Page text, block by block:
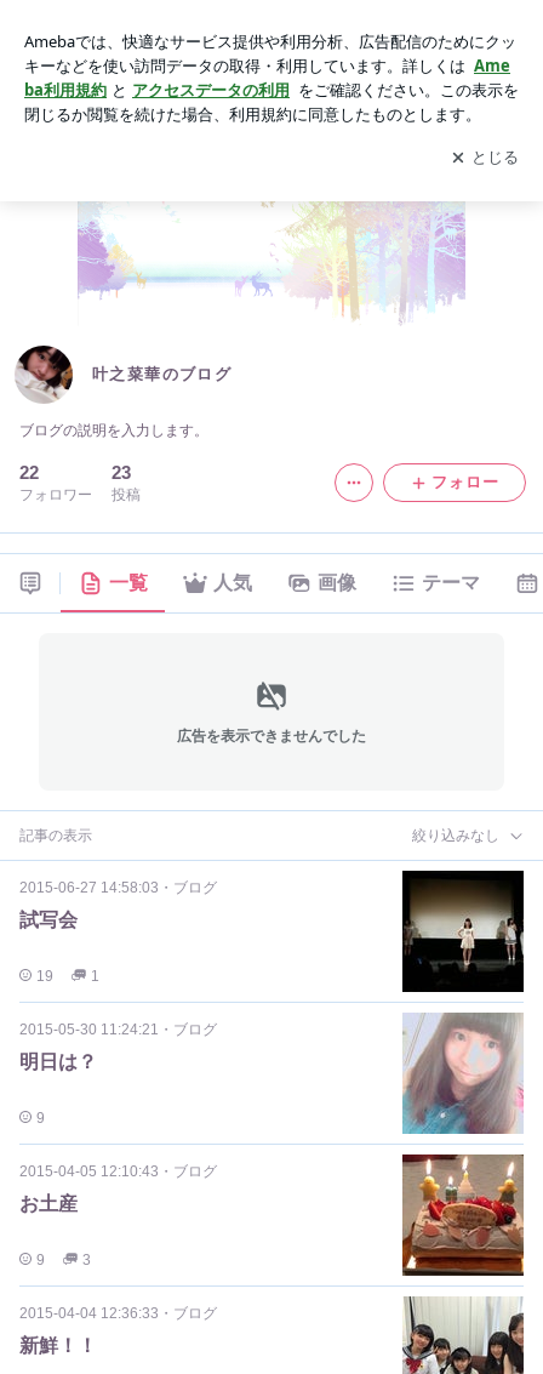
アプリをダウンロードして ブログの更新通知
を受け取りまし
ょう。
開く
叶之菜華のブログ
ブログの説明を入力します。
22
フォロワー
23
投稿
フォロー
一覧 人気 画像 テーマ
広告を表示できませんでした
記事の表示 絞り込みなし
2015-06-27 14:58:03 ・ ブログ
試写会
19 1
2015-05-30 11:24:21 ・ ブログ
明日は？
9
2015-04-05 12:10:43 ・ ブログ
お土産
9 3
2015-04-04 12:36:33 ・ ブログ
新鮮！！